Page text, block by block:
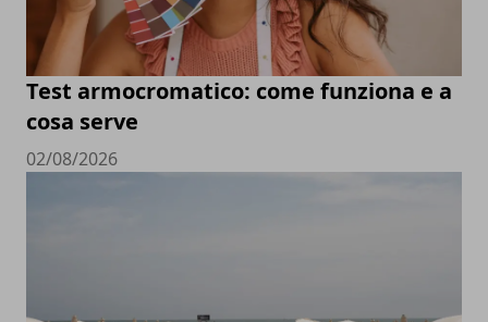
Test armocromatico: come funziona e a
cosa serve
02/08/2026